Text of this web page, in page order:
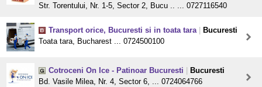
Str. Torentului, Nr. 1-5, Sector 2, Bucu .. ... 0727116540
Transport orice, Bucuresti si in toata tara
Bucuresti
Toata tara, Bucharest ... 0724500100
Cotroceni On Ice - Patinoar Bucuresti
Bucuresti
Bd. Vasile Milea, Nr. 4, Sector 6, ... 0724064766